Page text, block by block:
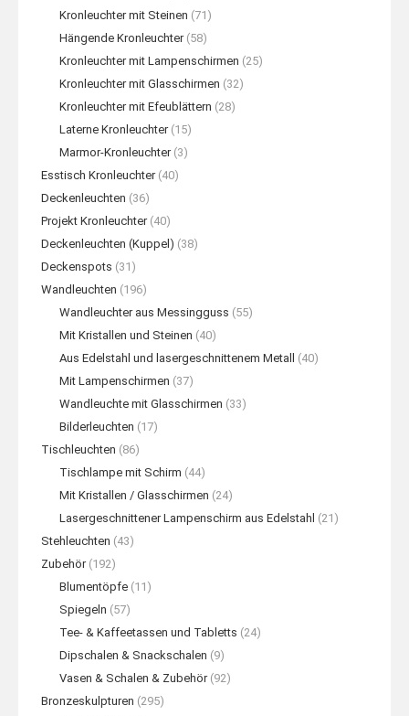
Kronleuchter mit Steinen (71)
Hängende Kronleuchter (58)
Kronleuchter mit Lampenschirmen (25)
Kronleuchter mit Glasschirmen (32)
Kronleuchter mit Efeublättern (28)
Laterne Kronleuchter (15)
Marmor-Kronleuchter (3)
Esstisch Kronleuchter (40)
Deckenleuchten (36)
Projekt Kronleuchter (40)
Deckenleuchten (Kuppel) (38)
Deckenspots (31)
Wandleuchten (196)
Wandleuchter aus Messingguss (55)
Mit Kristallen und Steinen (40)
Aus Edelstahl und lasergeschnittenem Metall
(40)
Mit Lampenschirmen (37)
Wandleuchte mit Glasschirmen (33)
Bilderleuchten (17)
Tischleuchten (86)
Tischlampe mit Schirm (44)
Mit Kristallen / Glasschirmen (24)
Lasergeschnittener Lampenschirm aus Edelstahl (21)
Stehleuchten (43)
Zubehör (192)
Blumentöpfe (11)
Spiegeln (57)
Tee- & Kaffeetassen und Tabletts (24)
Dipschalen & Snackschalen (9)
Vasen & Schalen & Zubehör (92)
Bronzeskulpturen (295)